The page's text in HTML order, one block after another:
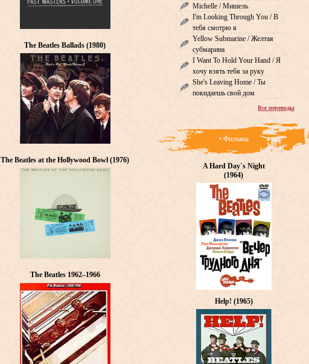
The Beatles Ballads (1980)
The Beatles at the Hollywood Bowl (1976)
The Beatles 1962–1966
Michelle / Мишель
I'm Looking Through You / В
тебя смотрю я
Yellow Submarine / Желтая
субмарина
I Want To Hold Your Hand / Я
хочу взять тебя за руку
She's Leaving Home / Ты
покидаешь свой дом
Все переводы
• Фильмы
A Hard Day`s Night
(1964)
Help! (1965)